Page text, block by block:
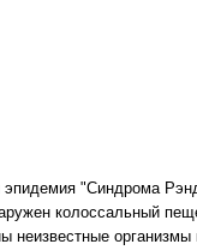
эпидемия "Синдрома
колоссальный